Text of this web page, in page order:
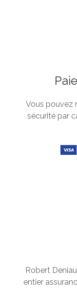
Vous pouvez
sécurité par
Robert
entier